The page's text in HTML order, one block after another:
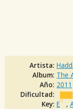
Artista:
Album: The
Año: 2011
Dificultad:
Key: E ,